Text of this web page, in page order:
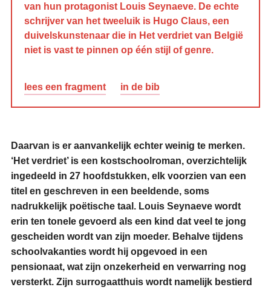
van hun protagonist Louis Seynaeve. De echte
schrijver van het tweeluik is Hugo Claus, een
duivelskunstenaar die in Het verdriet van België
niet is vast te pinnen op één stijl of genre.
lees een fragment in de bib
Daarvan is er aanvankelijk echter weinig te merken.
‘Het verdriet’ is een kostschoolroman, overzichtelijk
ingedeeld in 27 hoofdstukken, elk voorzien van een
titel en geschreven in een beeldende, soms
nadrukkelijk poëtische taal. Louis Seynaeve wordt
erin ten tonele gevoerd als een kind dat veel te jong
gescheiden wordt van zijn moeder. Behalve tijdens
schoolvakanties wordt hij opgevoed in een
pensionaat, wat zijn onzekerheid en verwarring nog
versterkt. Zijn surrogaatthuis wordt namelijk bestierd